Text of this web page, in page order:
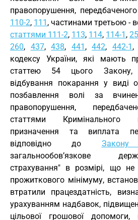
правопорушення, передбаченого
110-2, 111 , частинами третьою -
статтями 111-2, 113, 114, 114-1 ,
260, 437,438, 441 ,442, 442-1
кодексу України, які мають
статтею 54 цього Закону,
відбування покарання у виді
позбавлення волі за
правопорушення,
статтями Кримінального
призначення та виплата
відповідно до Закону
загальнообов’язкове
страхування" в розмірі, що
прожиткового мінімуму,
втратили працездатність,
урахуванням надбавок,
цільової грошової допомоги,